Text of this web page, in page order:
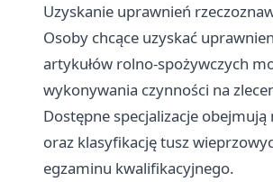
Uzyskanie uprawnień
Osoby chcące uzyskać
artykułów rolno-spożywczych
wykonywania czynności na
Dostępne specjalizacje
oraz klasyfikację tusz
egzaminu kwalifikacyjnego.